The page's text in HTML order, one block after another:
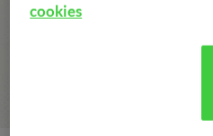
cookies